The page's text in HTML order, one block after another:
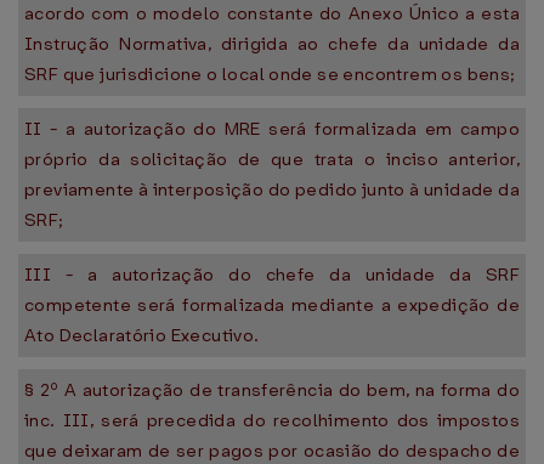
acordo com o modelo constante do Anexo Único a esta
Instrução Normativa, dirigida ao chefe da unidade da
SRF que jurisdicione o local onde se encontrem os bens;
II - a autorização do MRE será formalizada em campo
próprio da solicitação de que trata o inciso anterior,
previamente à interposição do pedido junto à unidade da
SRF;
III - a autorização do chefe da unidade da SRF
competente será formalizada mediante a expedição de
Ato Declaratório Executivo.
§ 2º A autorização de transferência do bem, na forma do
inc. III, será precedida do recolhimento dos impostos
que deixaram de ser pagos por ocasião do despacho de